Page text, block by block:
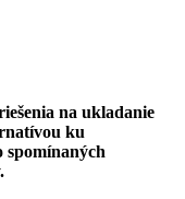
na ukladanie
ku
spomínaných